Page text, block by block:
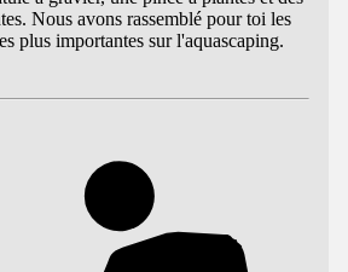
Nous avons rassemblé pour toi les
plus importantes sur l'aquascaping.